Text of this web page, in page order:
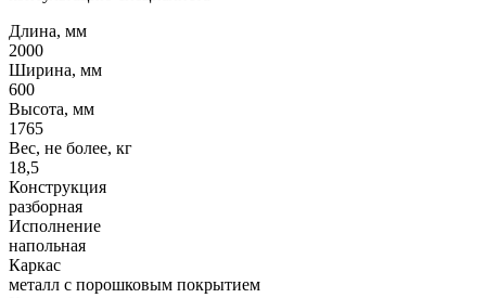
Длина, мм
2000
Ширина, мм
600
Высота, мм
1765
Вес, не более, кг
18,5
Конструкция
разборная
Исполнение
напольная
Каркас
металл с порошковым покрытием